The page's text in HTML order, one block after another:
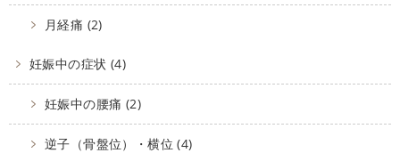
月経痛 (2)
妊娠中の症状 (4)
妊娠中の腰痛 (2)
逆子（骨盤位）・横位 (4)